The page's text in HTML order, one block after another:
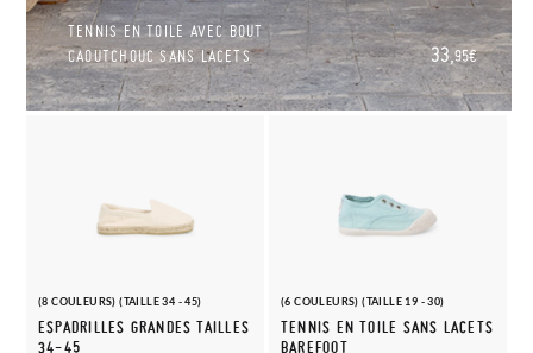
TENNIS EN TOILE AVEC BOUT
CAOUTCHOUC SANS LACETS
33,95€
(8 COULEURS) (TAILLE 34 - 45)
ESPADRILLES GRANDES TAILLES
34-45
(6 COULEURS) (TAILLE 19 - 30)
TENNIS EN TOILE SANS LACETS
BAREFOOT